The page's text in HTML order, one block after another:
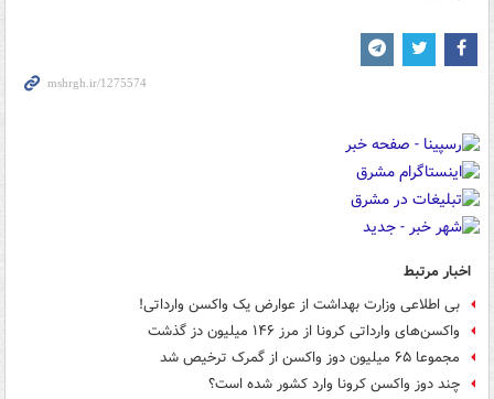
اخبار مرتبط
بی اطلاعی وزارت بهداشت از عوارض یک واکسن وارداتی!
واکسن‌های وارداتی کرونا از مرز ۱۴۶ میلیون دز گذشت
مجموعا ۶۵ میلیون دوز واکسن از گمرک ترخیص شد
چند دوز واکسن کرونا وارد کشور شده است؟